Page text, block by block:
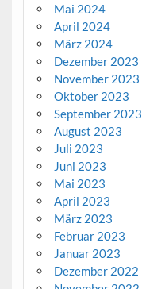
Mai 2024
April 2024
März 2024
Dezember 2023
November 2023
Oktober 2023
September 2023
August 2023
Juli 2023
Juni 2023
Mai 2023
April 2023
März 2023
Februar 2023
Januar 2023
Dezember 2022